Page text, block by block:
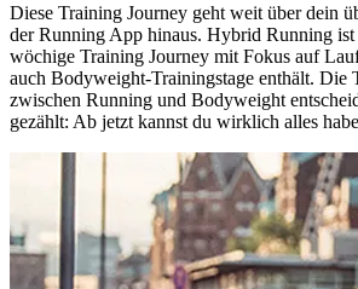
Diese Training Journey geht weit über dein
der Running App hinaus. Hybrid Running
wöchige Training Journey mit Fokus auf
auch Bodyweight-Trainingstage enthält. Die
zwischen Running und Bodyweight
gezählt: Ab jetzt kannst du wirklich alles